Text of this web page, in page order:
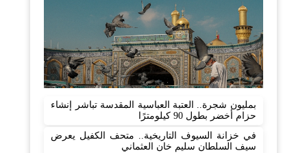
بمليون شجرة.. العتبة العباسية المقدسة تباشر إنشاء
حزام أخضر بطول 90 كيلومترًا
في خزانة السيوف التاريخية.. متحف الكفيل يعرض
سيف السلطان سليم خان العثماني